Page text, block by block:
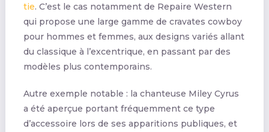
tie. C’est le cas notamment de Repaire Western
qui propose une large gamme de cravates cowboy
pour hommes et femmes, aux designs variés allant
du classique à l’excentrique, en passant par des
modèles plus contemporains.
Autre exemple notable : la chanteuse Miley Cyrus
a été aperçue portant fréquemment ce type
d’accessoire lors de ses apparitions publiques, et